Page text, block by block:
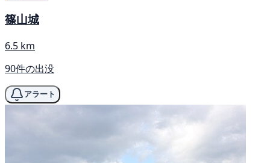
篠山城
6.5 km
90件の出没
アラート